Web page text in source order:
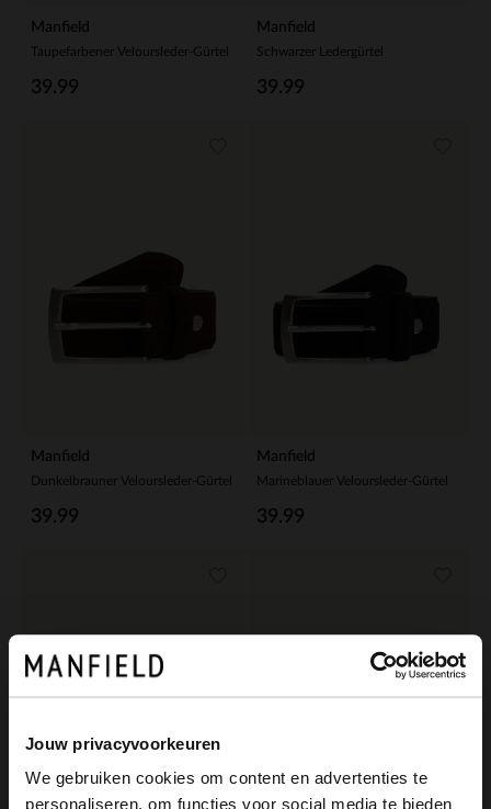
Jouw privacyvoorkeuren
We gebruiken cookies om content en advertenties te
personaliseren, om functies voor social media te bieden
Manfield
Taupefarbener Veloursleder-Gürtel
39.99
Manfield
Schwarzer Ledergürtel
39.99
Manfield
Dunkelbrauner Veloursleder-Gürtel
39.99
Manfield
Marineblauer Veloursleder-Gürtel
39.99